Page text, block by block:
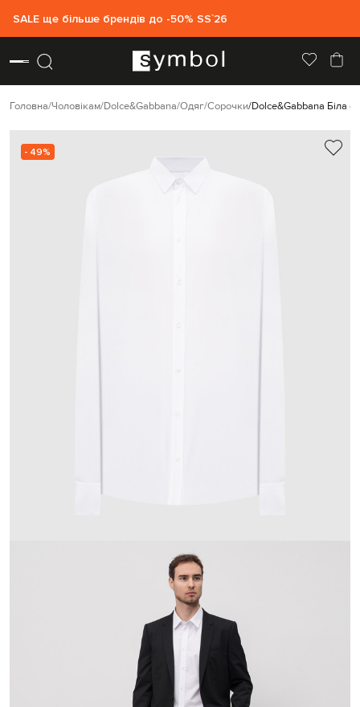
SALE ще більше брендів до -50% SS`26
Головна Чоловікам Dolce&Gabbana Одяг Сорочки Dolce&Gabbana Біла
- 49%